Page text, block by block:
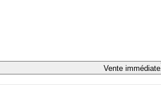
Vente immédiate